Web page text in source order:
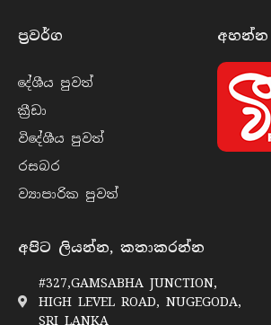
ප්‍රවර්​ග
දේශීය පුව​ත්
ක්‍රී​ඩා
විදේශීය පුව​ත්
රසබ​ර
ව්‍යාපාරික පුව​ත්
අහන්​න
අපිට ලියන්න, කතාකරන්න
#327,GAMSABHA JUNCTION,
HIGH LEVEL ROAD, NUGEGODA,
SRI LANKA